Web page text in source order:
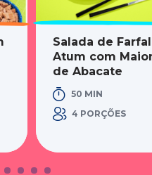
Salada de
Atum com
de Abacate
50 MIN
4 PORÇÕES